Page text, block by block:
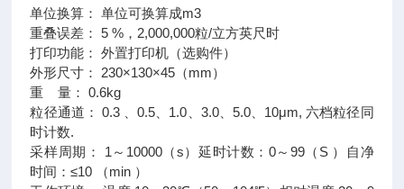
单位换算： 单位可换算成m3
重叠误差： 5 %，2,000,000粒/立方英尺时
打印功能： 外置打印机（选购件）
外形尺寸： 230×130×45（mm）
重 量： 0.6kg
粒径通道： 0.3 、0.5、1.0、3.0、5.0、10μm, 六档粒径同
时计数.
采样周期： 1～10000（s）延时计数：0～99（S ）自净
时间：≤10 （min ）